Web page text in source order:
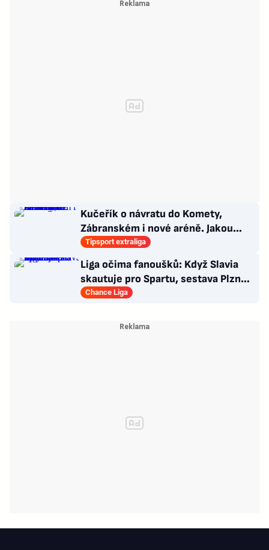
Kučeřík o návratu do Komety,
Zábranském i nové aréně. Jakou
bude mít v týmu roli?
Tipsport extraliga
Liga očima fanoušků: Když Slavia
skautuje pro Spartu, sestava Plzně
vytažená z klobouku
Chance Liga